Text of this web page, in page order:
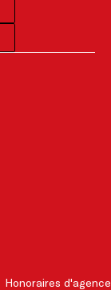
Honoraires d'agence